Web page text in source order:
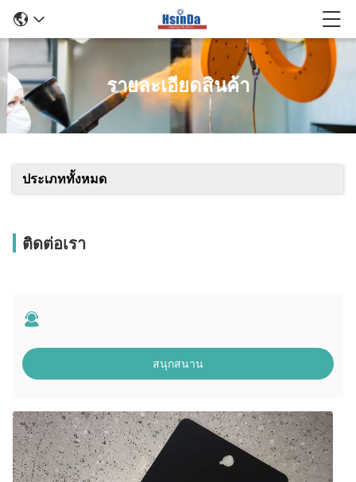
รายละเอียดสินค้า
ประเภททั้งหมด
ติดต่อเรา
สนุกสนาน